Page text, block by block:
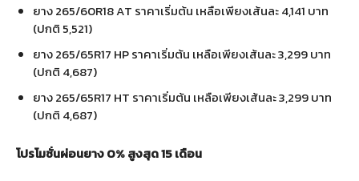
ยาง 265/60R18 AT ราคาเริ่มต้น เหลือเพียงเส้นละ 4,141 บาท
(ปกติ 5,521)
ยาง 265/65R17 HP ราคาเริ่มต้น เหลือเพียงเส้นละ 3,299 บาท
(ปกติ 4,687)
ยาง 265/65R17 HT ราคาเริ่มต้น เหลือเพียงเส้นละ 3,299 บาท
(ปกติ 4,687)
โปรโมชั่นผ่อนยาง0%สูงสุด15เดือน